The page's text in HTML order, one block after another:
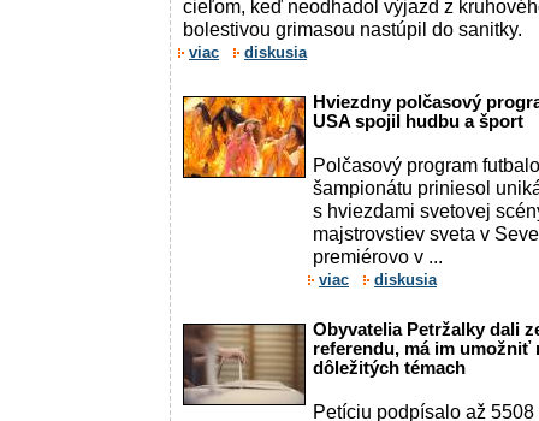
cieľom, keď neodhadol výjazd z
bolestivou grimasou nastúpil do sanitky.
viac diskusia
Hviezdny polčasový
USA spojil hudbu a šport
Polčasový program
šampionátu priniesol
s hviezdami svetovej
majstrovstiev sveta v
premiérovo v ...
viac diskusia
Obyvatelia Petržalky dali
referendu, má im
dôležitých témach
Petíciu podpísalo až